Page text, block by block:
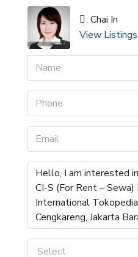
Chai In
View Listings
Select